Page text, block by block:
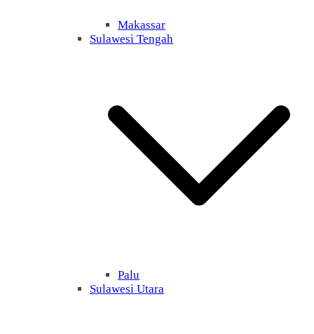
Makassar
Sulawesi Tengah
Palu
Sulawesi Utara